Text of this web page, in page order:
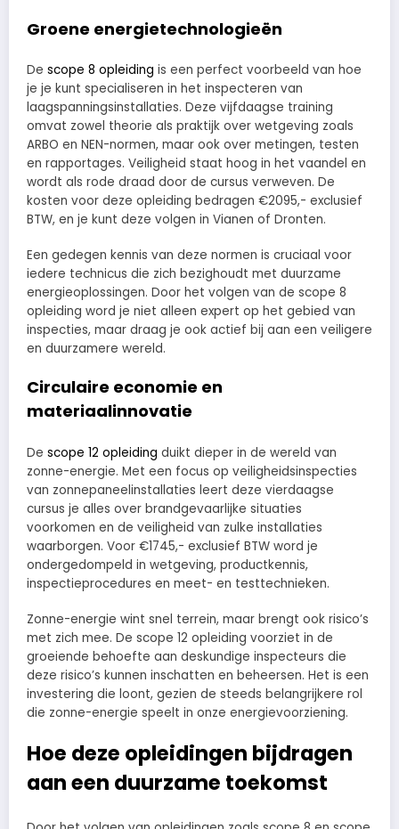
Groene energietechnologieën
De scope 8 opleiding is een perfect voorbeeld van hoe
je je kunt specialiseren in het inspecteren van
laagspanningsinstallaties. Deze vijfdaagse training
omvat zowel theorie als praktijk over wetgeving zoals
ARBO en NEN-normen, maar ook over metingen, testen
en rapportages. Veiligheid staat hoog in het vaandel en
wordt als rode draad door de cursus verweven. De
kosten voor deze opleiding bedragen €2095,- exclusief
BTW, en je kunt deze volgen in Vianen of Dronten.
Een gedegen kennis van deze normen is cruciaal voor
iedere technicus die zich bezighoudt met duurzame
energieoplossingen. Door het volgen van de scope 8
opleiding word je niet alleen expert op het gebied van
inspecties, maar draag je ook actief bij aan een veiligere
en duurzamere wereld.
Circulaire economie en
materiaalinnovatie
De scope 12 opleiding duikt dieper in de wereld van
zonne-energie. Met een focus op veiligheidsinspecties
van zonnepaneelinstallaties leert deze vierdaagse
cursus je alles over brandgevaarlijke situaties
voorkomen en de veiligheid van zulke installaties
waarborgen. Voor €1745,- exclusief BTW word je
ondergedompeld in wetgeving, productkennis,
inspectieprocedures en meet- en testtechnieken.
Zonne-energie wint snel terrein, maar brengt ook risico’s
met zich mee. De scope 12 opleiding voorziet in de
groeiende behoefte aan deskundige inspecteurs die
deze risico’s kunnen inschatten en beheersen. Het is een
investering die loont, gezien de steeds belangrijkere rol
die zonne-energie speelt in onze energievoorziening.
Hoe deze opleidingen bijdragen
aan een duurzame toekomst